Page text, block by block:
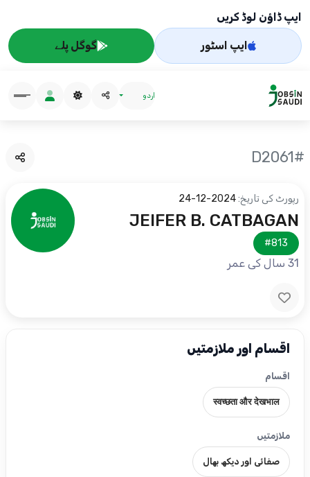
ایپ ڈاؤن لوڈ کریں
ایپ اسٹور گوگل پلے
اردو
#D2061
رپورٹ کی تاریخ:2024-12-24
JEIFER B. CATBAGAN
#813
31 سال کی عمر
اقسام اور ملازمتیں
اقسام
स्वच्छता और देखभाल
ملازمتیں
صفائی اور دیکھ بھال